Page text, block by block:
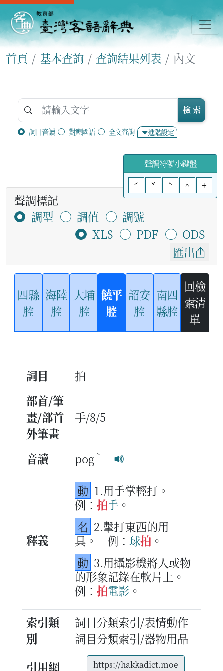
首頁 基本查詢 查詢結果列表 內文
詞目音讀 對應國語 全文查詢 進階設定
檢 索
聲調符號小鍵盤
ˊ
ˇ ˋ ^ +
聲調標記
調型
調值
調號
XLS
PDF
ODS
匯出
四縣
腔
海陸
腔
大埔
腔
饒平
腔
詔安
腔
南四
縣腔
回檢
索清
單
詞目
拍
部首/筆
畫/部首
外筆畫
手/8/5
音讀 pog ˋ
釋義
動 1.用手掌輕打。
例： 拍手 。
名 2.擊打東西的用
具。
例： 球拍 。
動 3.用攝影機將人或物
的形象記錄在軟片上。
例： 拍電影 。
索引類
別
詞目分類索引/表情動作
詞目分類索引/器物用品
引用網